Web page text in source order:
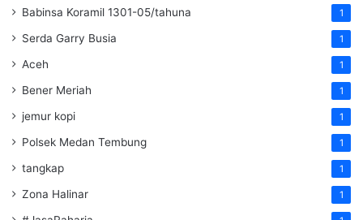
Babinsa Koramil 1301-05/tahuna 1
Serda Garry Busia 1
Aceh 1
Bener Meriah 1
jemur kopi 1
Polsek Medan Tembung 1
tangkap 1
Zona Halinar 1